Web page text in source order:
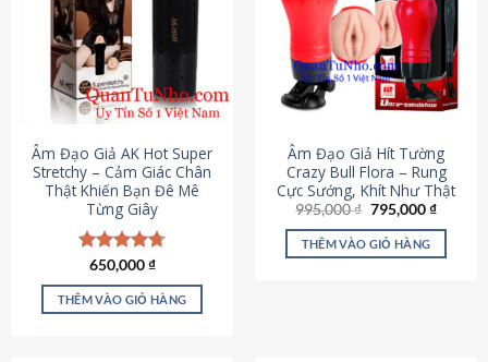
Âm Đạo Giả AK Hot Super
Stretchy – Cảm Giác Chân
Thật Khiến Bạn Đê Mê
Từng Giây
Được xếp
hạng4.75
5 sao
650,000₫
THÊM VÀO GIỎ HÀNG
Âm Đạo Giả Hít Tường
Crazy Bull Flora – Rung
Cực Sướng, Khít Như Thật
995,000₫ Giá
là:
995,000 ₫.
795,000₫Giá
tại
THÊM VÀO GIỎ HÀNG